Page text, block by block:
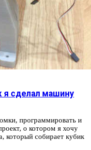
я сделал машину
программировать и
о котором я хочу
который собирает кубик